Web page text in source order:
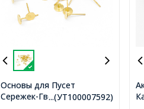
...(УТ100007592)
Основы для Пусет
Сережек-Гвоздиков